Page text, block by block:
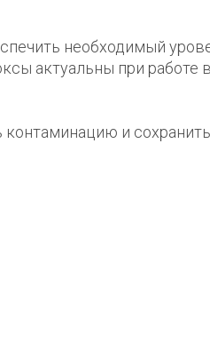
необходимый
актуальны при работе
и